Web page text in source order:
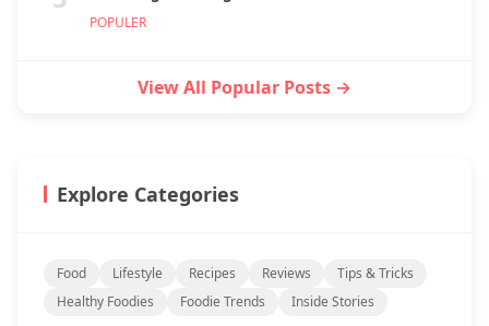
POPULER
View All Popular Posts →
Explore Categories
Food Lifestyle Recipes Reviews
Tips & Tricks
Healthy Foodies
Foodie Trends Inside Stories